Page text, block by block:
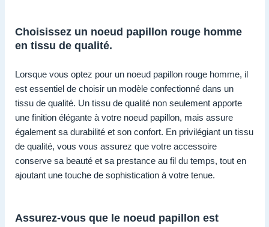
Choisissez un noeud papillon rouge homme
en tissu de qualité.
Lorsque vous optez pour un noeud papillon rouge homme, il
est essentiel de choisir un modèle confectionné dans un
tissu de qualité. Un tissu de qualité non seulement apporte
une finition élégante à votre noeud papillon, mais assure
également sa durabilité et son confort. En privilégiant un tissu
de qualité, vous vous assurez que votre accessoire
conserve sa beauté et sa prestance au fil du temps, tout en
ajoutant une touche de sophistication à votre tenue.
Assurez-vous que le noeud papillon est